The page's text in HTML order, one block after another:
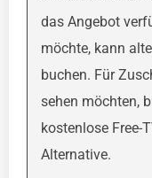
das Angebot
möchte, kann
buchen. Für
sehen möchten,
kostenlose Free-
Alternative.